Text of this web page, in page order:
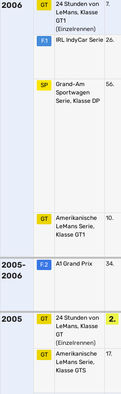
2006 GT
24 Stunden von
LeMans, Klasse
GT1
(Einzelrennen)
7.
F.1 IRL IndyCar Serie 26.
SP
Grand-Am
Sportwagen
Serie, Klasse DP
56.
GT
Amerikanische
LeMans Serie,
Klasse GT1
10.
2005-
2006
F.2 A1 Grand Prix 34.
2005 GT
24 Stunden von
LeMans, Klasse
GT
(Einzelrennen)
2.
GT
Amerikanische
LeMans Serie,
Klasse GTS
17.